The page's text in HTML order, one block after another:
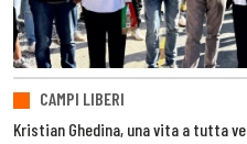
CAMPI LIBERI
Kristian Ghedina, una vita a tutta